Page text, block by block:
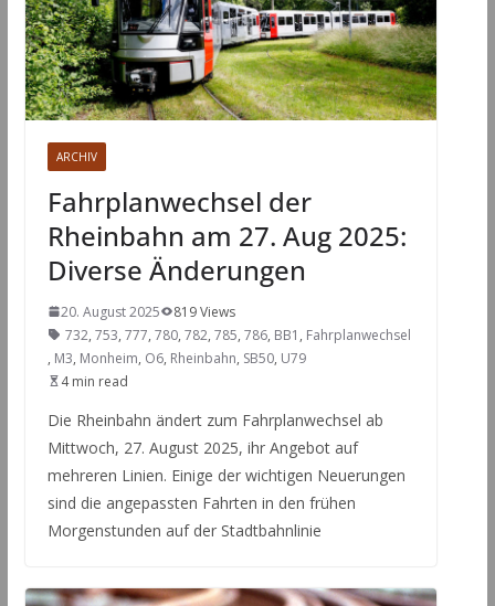
ARCHIV
Fahrplanwechsel der
Rheinbahn am 27. Aug 2025:
Diverse Änderungen
20. August 2025
819 Views
732, 753, 777, 780, 782, 785, 786, BB1 , Fahrplanwechsel
, M3, Monheim, O6, Rheinbahn, SB50, U79
4 min read
Die Rheinbahn ändert zum Fahrplanwechsel ab
Mittwoch, 27. August 2025, ihr Angebot auf
mehreren Linien. Einige der wichtigen Neuerungen
sind die angepassten Fahrten in den frühen
Morgenstunden auf der Stadtbahnlinie